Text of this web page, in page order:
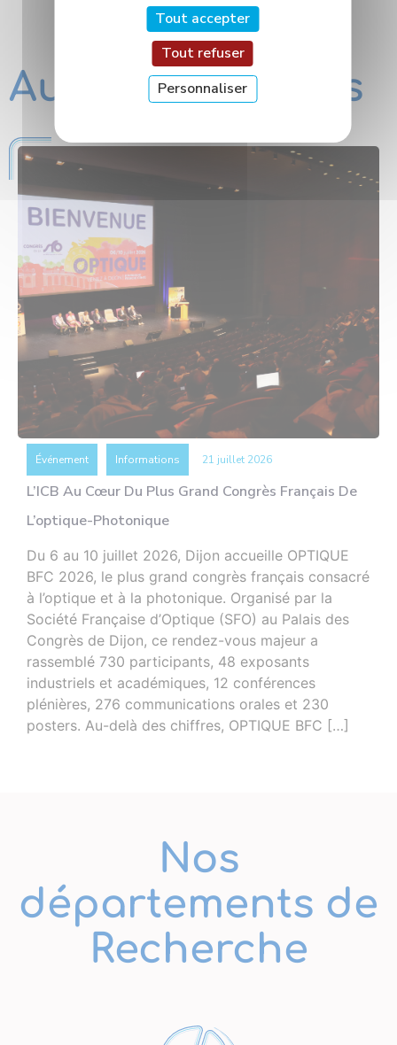
Autres actualités
Événement Informations 21 juillet 2026
L’ICB Au Cœur Du Plus Grand Congrès Français De
L’optique-Photonique
Du 6 au 10 juillet 2026, Dijon accueille OPTIQUE
BFC 2026, le plus grand congrès français consacré
à l’optique et à la photonique. Organisé par la
Société Française d’Optique (SFO) au Palais des
Congrès de Dijon, ce rendez-vous majeur a
rassemblé 730 participants, 48 exposants
industriels et académiques, 12 conférences
plénières, 276 communications orales et 230
posters. Au-delà des chiffres, OPTIQUE BFC […]
Nos
départements de
Recherche
Tout accepter
Tout refuser
Personnaliser